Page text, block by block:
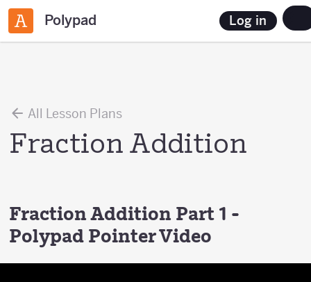
Polypad Log in
All Lesson Plans
Fraction Addition
Fraction Addition Part 1 -
Polypad Pointer Video